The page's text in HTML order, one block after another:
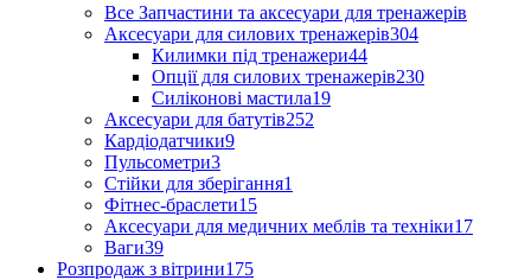
Все Запчастини та аксесуари для тренажерів
Аксесуари для силових тренажерів304
Килимки під тренажери44
Опції для силових тренажерів230
Силіконові мастила19
Аксесуари для батутів252
Кардіодатчики9
Пульсометри3
Стійки для зберігання1
Фітнес-браслети15
Аксесуари для медичних меблів та техніки17
Ваги39
Розпродаж з вітрини175